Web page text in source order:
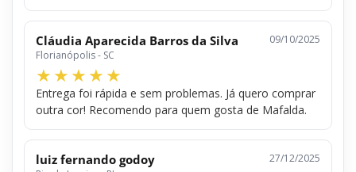
Cláudia Aparecida Barros da Silva
Florianópolis - SC
09/10/2025
Entrega foi rápida e sem problemas. Já quero comprar
outra cor! Recomendo para quem gosta de Mafalda.
luiz fernando godoy 27/12/2025